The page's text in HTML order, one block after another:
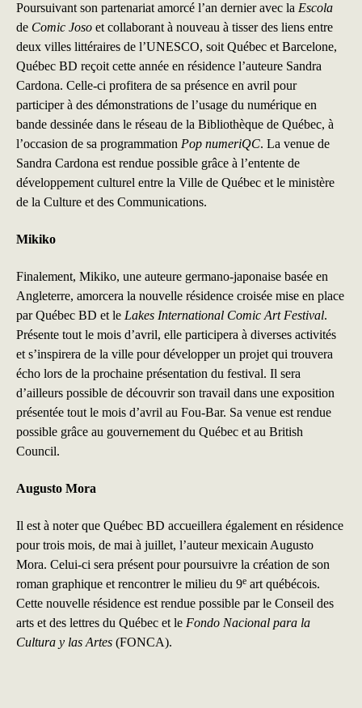
Poursuivant son partenariat amorcé l’an dernier avec la Escola
de Comic Joso et collaborant à nouveau à tisser des liens entre
deux villes littéraires de l’UNESCO, soit Québec et Barcelone,
Québec BD reçoit cette année en résidence l’auteure Sandra
Cardona. Celle-ci profitera de sa présence en avril pour
participer à des démonstrations de l’usage du numérique en
bande dessinée dans le réseau de la Bibliothèque de Québec, à
l’occasion de sa programmation Pop numeriQC. La venue de
Sandra Cardona est rendue possible grâce à l’entente de
développement culturel entre la Ville de Québec et le ministère
de la Culture et des Communications.
Mikiko
Finalement, Mikiko, une auteure germano-japonaise basée en
Angleterre, amorcera la nouvelle résidence croisée mise en place
par Québec BD et le Lakes International Comic Art Festival.
Présente tout le mois d’avril, elle participera à diverses activités
et s’inspirera de la ville pour développer un projet qui trouvera
écho lors de la prochaine présentation du festival. Il sera
d’ailleurs possible de découvrir son travail dans une exposition
présentée tout le mois d’avril au Fou-Bar. Sa venue est rendue
possible grâce au gouvernement du Québec et au British
Council.
Augusto Mora
Il est à noter que Québec BD accueillera également en résidence
pour trois mois, de mai à juillet, l’auteur mexicain Augusto
Mora. Celui-ci sera présent pour poursuivre la création de son
roman graphique et rencontrer le milieu du 9e art québécois.
Cette nouvelle résidence est rendue possible par le Conseil des
arts et des lettres du Québec et le Fondo Nacional para la
Cultura y las Artes (FONCA).